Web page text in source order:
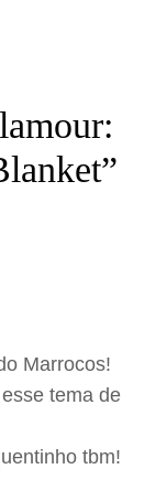
Marrocos!
tema de
tbm!